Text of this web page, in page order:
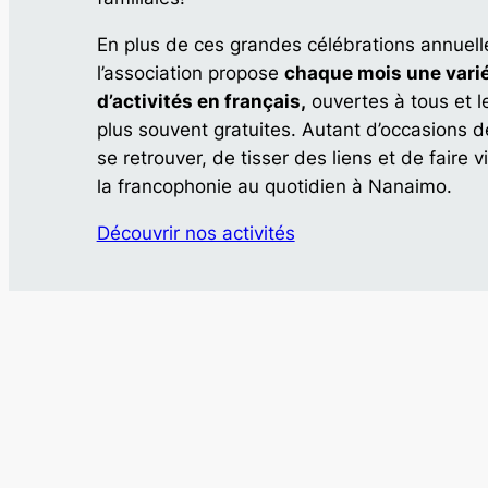
En plus de ces grandes célébrations
l’association propose chaque mois une
d’activités en français, ouvertes à tous et
plus souvent gratuites. Autant d’occasions
se retrouver, de tisser des liens et de faire
la francophonie au quotidien à Nanaimo.
Découvrir nos activités